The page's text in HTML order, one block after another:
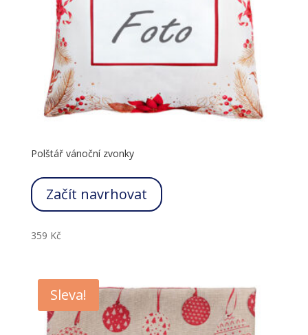
Polštář vánoční zvonky
Začít navrhovat
359 Kč
Sleva!